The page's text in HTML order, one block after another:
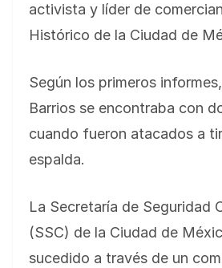
activista y líder de
Histórico de la Ciudad de
Según los primeros
Barrios se encontraba con
cuando fueron atacados a
espalda.
La Secretaría de Seguridad
(SSC) de la Ciudad de
sucedido a través de un